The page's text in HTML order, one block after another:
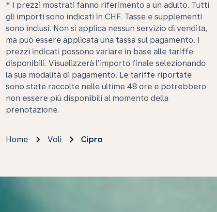
* I prezzi mostrati fanno riferimento a un adulto. Tutti
gli importi sono indicati in CHF. Tasse e supplementi
sono inclusi. Non si applica nessun servizio di vendita,
ma può essere applicata una tassa sul pagamento. I
prezzi indicati possono variare in base alle tariffe
disponibili. Visualizzerà l’importo finale selezionando
la sua modalità di pagamento. Le tariffe riportate
sono state raccolte nelle ultime 48 ore e potrebbero
non essere più disponibili al momento della
prenotazione.
Home Voli Cipro